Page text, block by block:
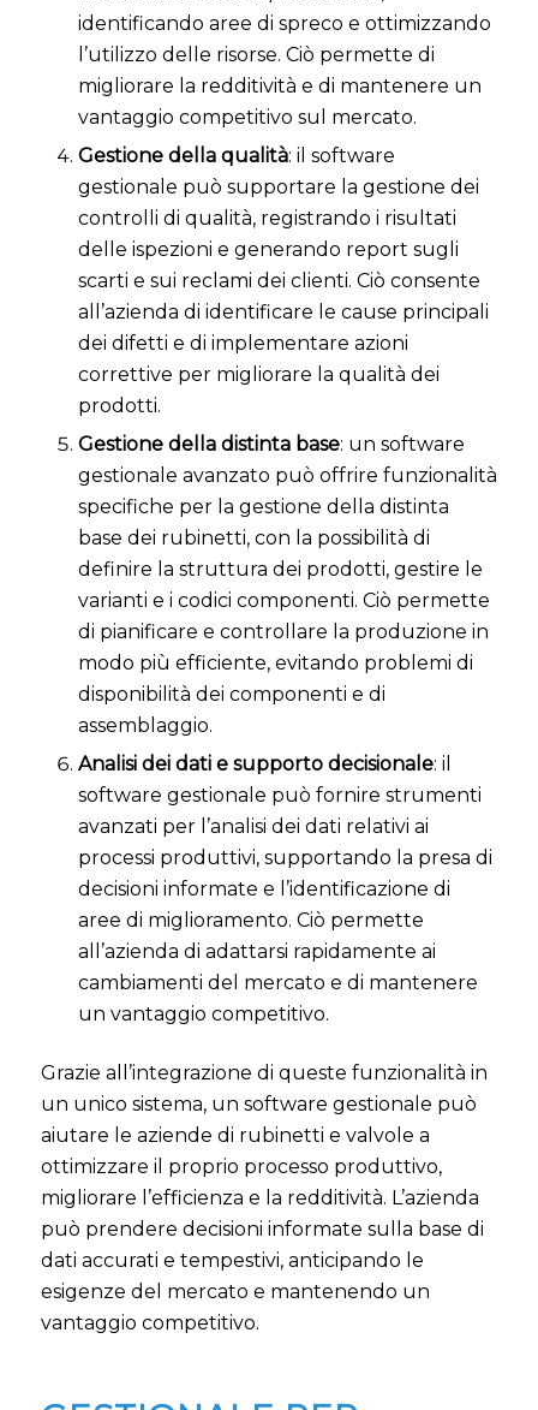
identificando aree di spreco e ottimizzando
l’utilizzo delle risorse. Ciò permette di
migliorare la redditività e di mantenere un
vantaggio competitivo sul mercato.
Gestione della qualità: il software
gestionale può supportare la gestione dei
controlli di qualità, registrando i risultati
delle ispezioni e generando report sugli
scarti e sui reclami dei clienti. Ciò consente
all’azienda di identificare le cause principali
dei difetti e di implementare azioni
correttive per migliorare la qualità dei
prodotti.
Gestione della distinta base: un software
gestionale avanzato può offrire funzionalità
specifiche per la gestione della distinta
base dei rubinetti, con la possibilità di
definire la struttura dei prodotti, gestire le
varianti e i codici componenti. Ciò permette
di pianificare e controllare la produzione in
modo più efficiente, evitando problemi di
disponibilità dei componenti e di
assemblaggio.
Analisi dei dati e supporto decisionale: il
software gestionale può fornire strumenti
avanzati per l’analisi dei dati relativi ai
processi produttivi, supportando la presa di
decisioni informate e l’identificazione di
aree di miglioramento. Ciò permette
all’azienda di adattarsi rapidamente ai
cambiamenti del mercato e di mantenere
un vantaggio competitivo.
Grazie all’integrazione di queste funzionalità in
un unico sistema, un software gestionale può
aiutare le aziende di rubinetti e valvole a
ottimizzare il proprio processo produttivo,
migliorare l’efficienza e la redditività. L’azienda
può prendere decisioni informate sulla base di
dati accurati e tempestivi, anticipando le
esigenze del mercato e mantenendo un
vantaggio competitivo.